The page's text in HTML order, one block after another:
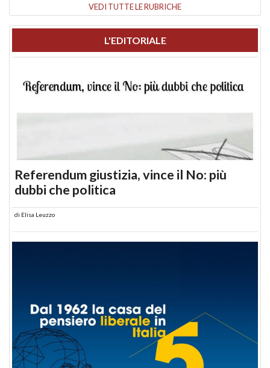
VEDI TUTTE LE RUBRICHE
L'EDITORIALE
Referendum giustizia, vince il No: più
dubbi che politica
di Elisa Leuzzo